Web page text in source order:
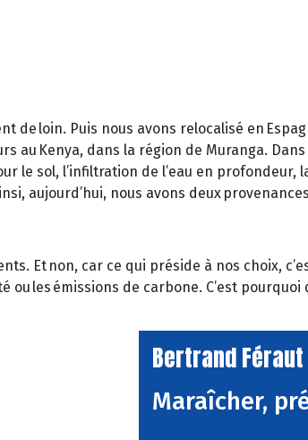
de loin. Puis nous avons relocalisé en
au Kenya, dans la région de Muranga.
le sol, l’infiltration de l’eau en profondeur,
aujourd’hui, nous avons deux
Et non, car ce qui préside à nos choix,
ou les émissions de carbone. C’est
Bertrand Féraut
Maraîcher,